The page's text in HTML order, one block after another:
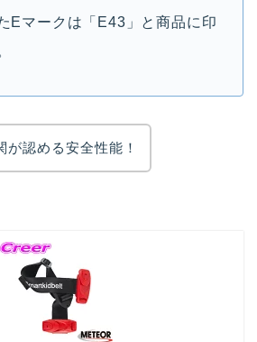
Eマークは「E43」と商品に印
が認める安全性能！